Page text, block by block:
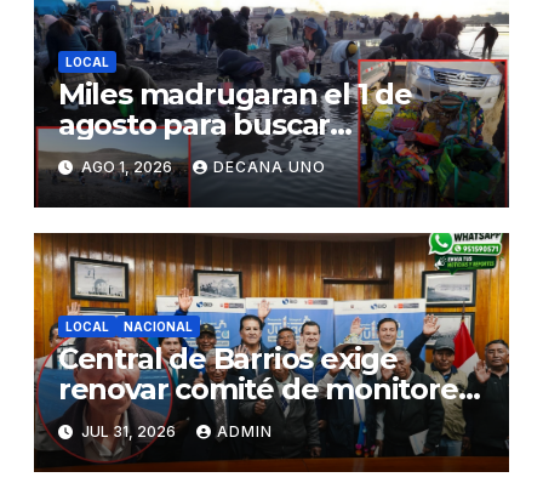
LOCAL
Miles madrugaran el 1 de
agosto para buscar
piedrecillas en los ríos y
realizar la challa por la
riqueza y la prosperidad
AGO 1, 2026 DECANA UNO
LOCAL NACIONAL
Central de Barrios exige
renovar comité de monitoreo
del PIAA por presuntos
conflictos de interés y
retrasos
JUL 31, 2026 ADMIN